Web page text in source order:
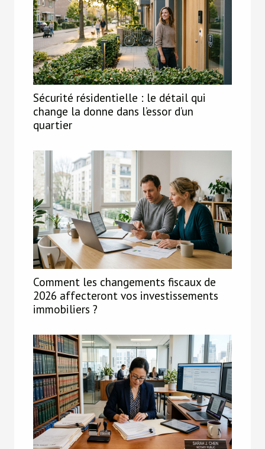
Sécurité résidentielle : le détail qui
change la donne dans l’essor d’un
quartier
Comment les changements fiscaux de
2026 affecteront vos investissements
immobiliers ?